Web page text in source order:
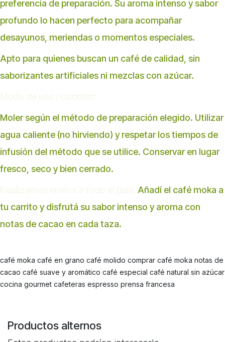
preferencia de preparación. Su aroma intenso y sabor
profundo lo hacen perfecto para acompañar
desayunos, meriendas o momentos especiales.
Apto para quienes buscan un café de calidad, sin
saborizantes artificiales ni mezclas con azúcar.
Moler según el método de preparación elegido. Utilizar
agua caliente (no hirviendo) y respetar los tiempos de
infusión del método que se utilice. Conservar en lugar
fresco, seco y bien cerrado.
Añadí el café moka a
tu carrito y disfrutá su sabor intenso y aroma con
notas de cacao en cada taza.
café moka café en grano café molido comprar café moka notas de
cacao café suave y aromático café especial café natural sin azúcar
cocina gourmet cafeteras espresso prensa francesa
Productos alternos